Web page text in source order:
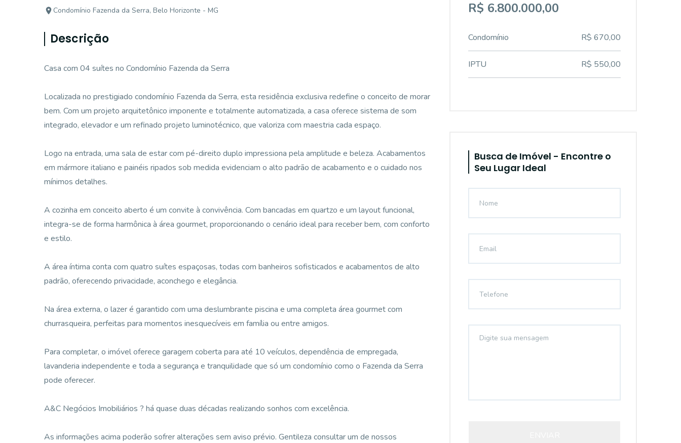
Condomínio Fazenda da Serra, Belo Horizonte - MG
Descrição
Casa com 04 suítes no Condomínio Fazenda da Serra
Localizada no prestigiado condomínio Fazenda da Serra, esta residência exclusiva redefine o conceito de morar
bem. Com um projeto arquitetônico imponente e totalmente automatizada, a casa oferece sistema de som
integrado, elevador e um refinado projeto luminotécnico, que valoriza com maestria cada espaço.
Logo na entrada, uma sala de estar com pé-direito duplo impressiona pela amplitude e beleza. Acabamentos
em mármore italiano e painéis ripados sob medida evidenciam o alto padrão de acabamento e o cuidado nos
mínimos detalhes.
A cozinha em conceito aberto é um convite à convivência. Com bancadas em quartzo e um layout funcional,
integra-se de forma harmônica à área gourmet, proporcionando o cenário ideal para receber bem, com conforto
e estilo.
A área íntima conta com quatro suítes espaçosas, todas com banheiros sofisticados e acabamentos de alto
padrão, oferecendo privacidade, aconchego e elegância.
Na área externa, o lazer é garantido com uma deslumbrante piscina e uma completa área gourmet com
churrasqueira, perfeitas para momentos inesquecíveis em família ou entre amigos.
Para completar, o imóvel oferece garagem coberta para até 10 veículos, dependência de empregada,
lavanderia independente e toda a segurança e tranquilidade que só um condomínio como o Fazenda da Serra
pode oferecer.
A&C Negócios Imobiliários ? há quase duas décadas realizando sonhos com excelência.
As informações acima poderão sofrer alterações sem aviso prévio. Gentileza consultar um de nossos
R$ 6.800.000,00
Condomínio R$ 670,00
IPTU R$ 550,00
Busca de Imóvel - Encontre o
Seu Lugar Ideal